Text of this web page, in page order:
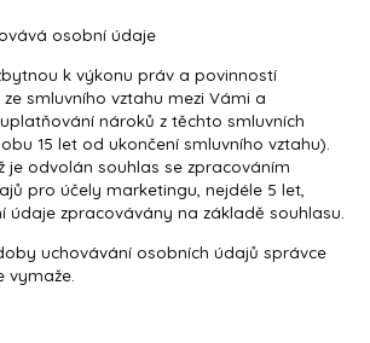
osobní údaje
k výkonu práv a povinností
smluvního vztahu mezi Vámi a
nároků z těchto smluvních
15 let od ukončení smluvního vztahu).
je odvolán souhlas se zpracováním
pro účely marketingu, nejdéle 5 let,
údaje zpracovávány na základě souhlasu.
uchovávání osobních údajů správce
vymaže.